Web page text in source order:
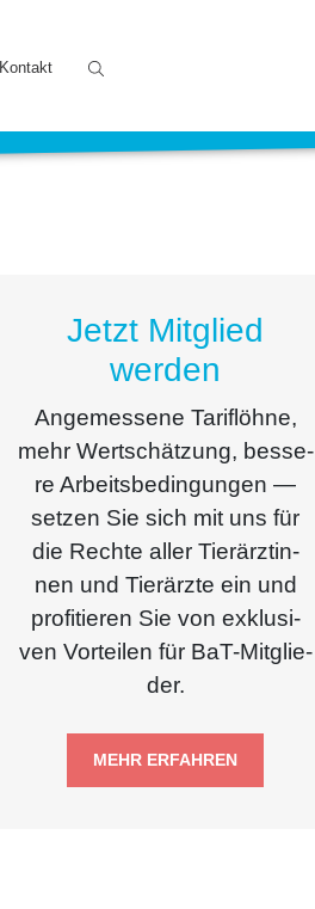
Kontakt
Jetzt Mitglied
werden
Ange­mes­se­ne Tarif­löh­ne,
mehr Wert­schät­zung, bes­se­
re Arbeits­be­din­gun­gen —
set­zen Sie sich mit uns für
die Rech­te aller Tier­ärz­tin­
nen und Tier­ärz­te ein und
pro­fi­tie­ren Sie von exklu­si­
ven Vor­tei­len für BaT-Mit­glie­
der.
MEHR ERFAHREN